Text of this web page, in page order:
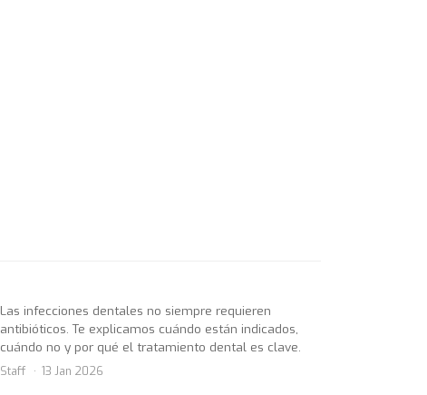
Las infecciones dentales no siempre requieren
antibióticos. Te explicamos cuándo están indicados,
cuándo no y por qué el tratamiento dental es clave.
Staff 13 Jan 2026